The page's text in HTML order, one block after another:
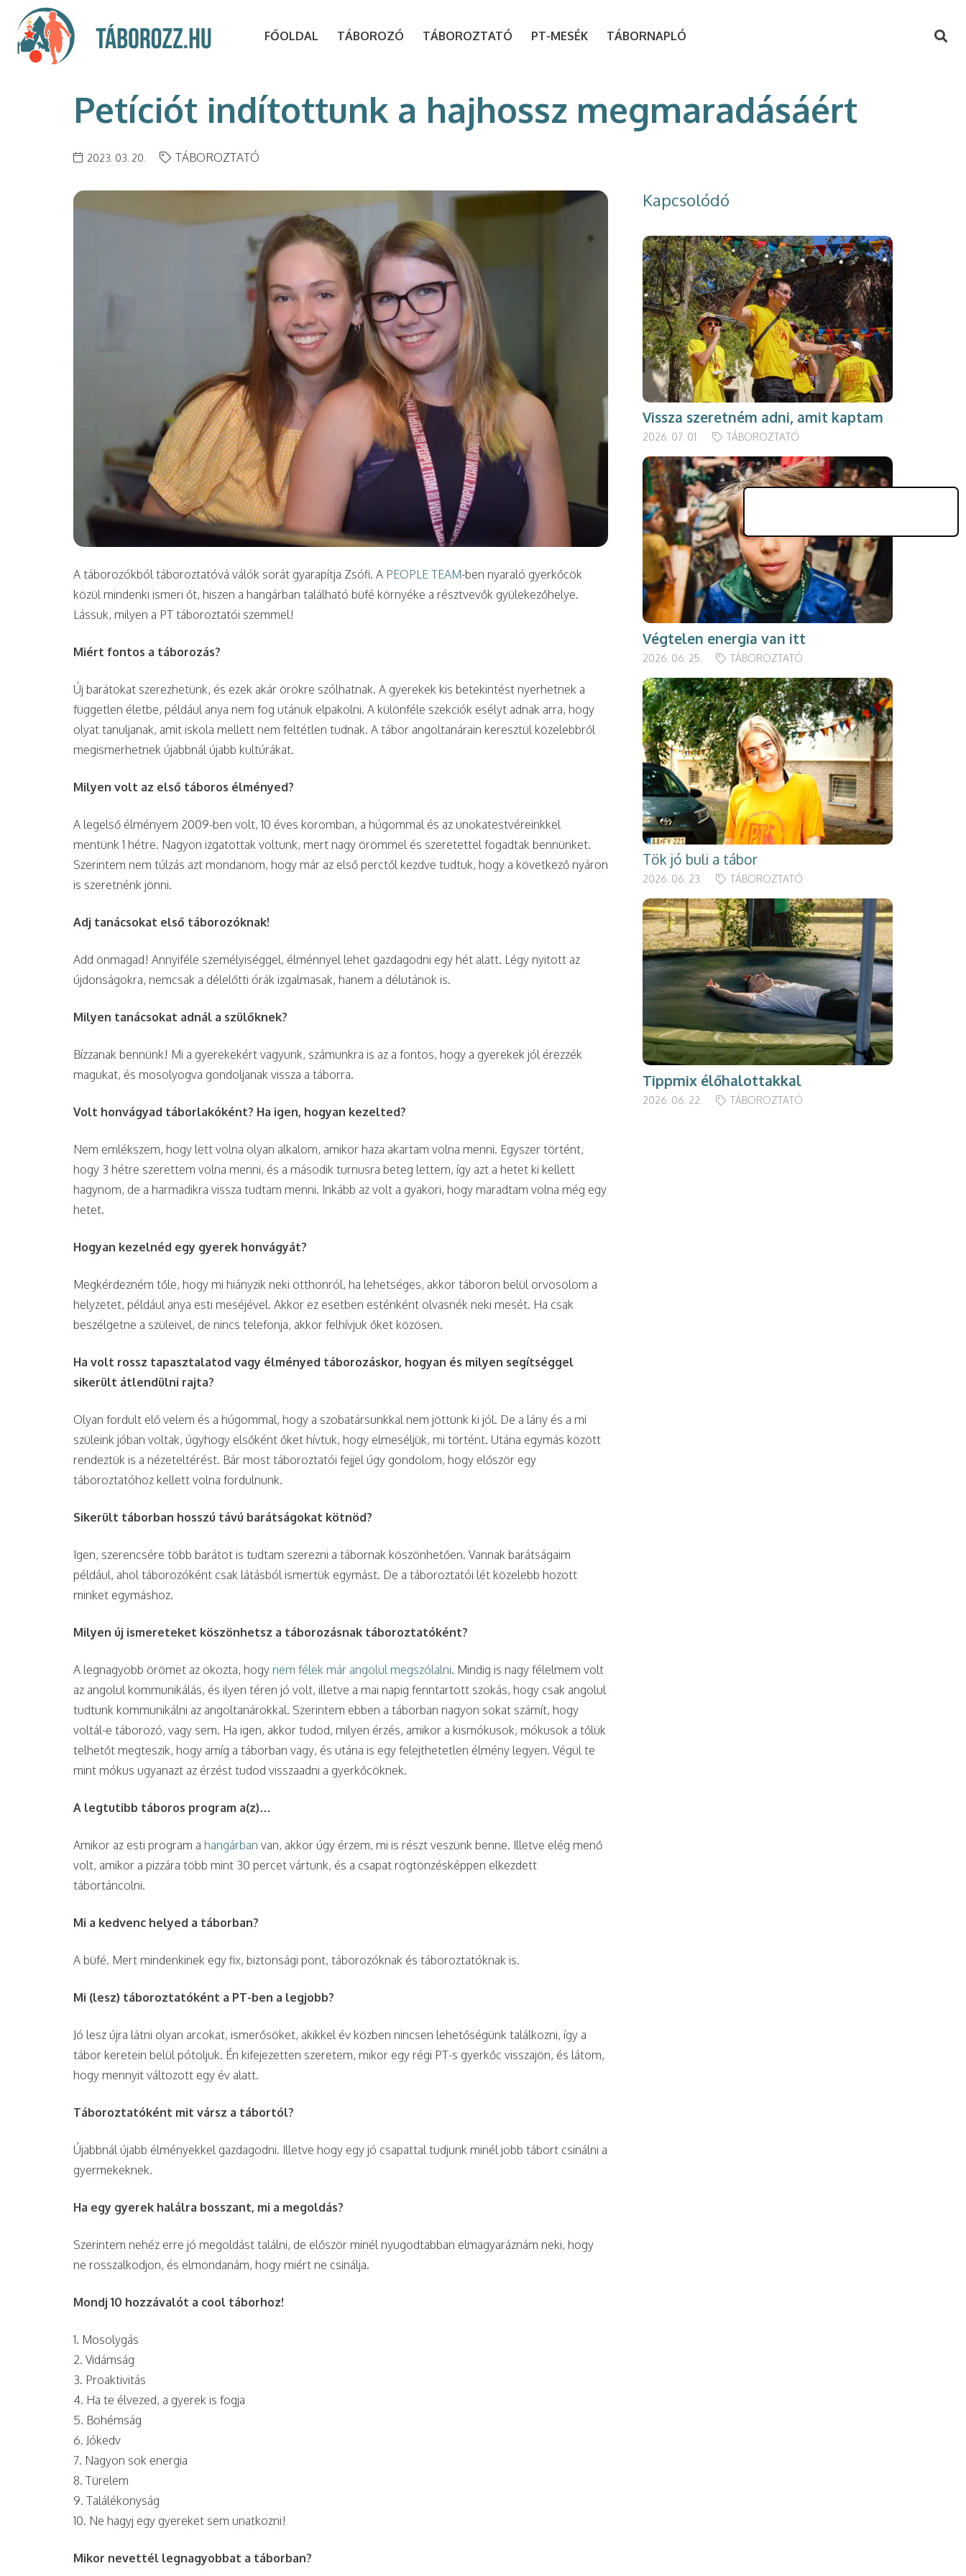
FŐOLDAL TÁBOROZÓ TÁBOROZTATÓ PT-MESÉK TÁBORNAPLÓ
Petíciót indítottunk a hajhossz megmaradásáért
2023. 03. 20. TÁBOROZTATÓ
A táborozókból táboroztatóvá válók sorát gyarapítja Zsófi. A PEOPLE TEAM-ben nyaraló gyerkőcök
közül mindenki ismeri őt, hiszen a hangárban található büfé környéke a résztvevők gyülekezőhelye.
Lássuk, milyen a PT táboroztatói szemmel!
Miért fontos a táborozás?
Új barátokat szerezhetünk, és ezek akár örökre szólhatnak. A gyerekek kis betekintést nyerhetnek a
független életbe, például anya nem fog utánuk elpakolni. A különféle szekciók esélyt adnak arra, hogy
olyat tanuljanak, amit iskola mellett nem feltétlen tudnak. A tábor angoltanárain keresztül közelebbről
megismerhetnek újabbnál újabb kultúrákat.
Milyen volt az első táboros élményed?
A legelső élményem 2009-ben volt, 10 éves koromban, a húgommal és az unokatestvéreinkkel
mentünk 1 hétre. Nagyon izgatottak voltunk, mert nagy örömmel és szeretettel fogadtak bennünket.
Szerintem nem túlzás azt mondanom, hogy már az első perctől kezdve tudtuk, hogy a következő nyáron
is szeretnénk jönni.
Adj tanácsokat első táborozóknak!
Add önmagad! Annyiféle személyiséggel, élménnyel lehet gazdagodni egy hét alatt. Légy nyitott az
újdonságokra, nemcsak a délelőtti órák izgalmasak, hanem a délutánok is.
Milyen tanácsokat adnál a szülőknek?
Bízzanak bennünk! Mi a gyerekekért vagyunk, számunkra is az a fontos, hogy a gyerekek jól érezzék
magukat, és mosolyogva gondoljanak vissza a táborra.
Volt honvágyad táborlakóként? Ha igen, hogyan kezelted?
Nem emlékszem, hogy lett volna olyan alkalom, amikor haza akartam volna menni. Egyszer történt,
hogy 3 hétre szerettem volna menni, és a második turnusra beteg lettem, így azt a hetet ki kellett
hagynom, de a harmadikra vissza tudtam menni. Inkább az volt a gyakori, hogy maradtam volna még egy
hetet.
Hogyan kezelnéd egy gyerek honvágyát?
Megkérdezném tőle, hogy mi hiányzik neki otthonról, ha lehetséges, akkor táboron belül orvosolom a
helyzetet, például anya esti meséjével. Akkor ez esetben esténként olvasnék neki mesét. Ha csak
beszélgetne a szüleivel, de nincs telefonja, akkor felhívjuk őket közösen.
Ha volt rossz tapasztalatod vagy élményed táborozáskor, hogyan és milyen segítséggel
sikerült átlendülni rajta?
Olyan fordult elő velem és a húgommal, hogy a szobatársunkkal nem jöttünk ki jól. De a lány és a mi
szüleink jóban voltak, úgyhogy elsőként őket hívtuk, hogy elmeséljük, mi történt. Utána egymás között
rendeztük is a nézeteltérést. Bár most táboroztatói fejjel úgy gondolom, hogy először egy
táboroztatóhoz kellett volna fordulnunk.
Sikerült táborban hosszú távú barátságokat kötnöd?
Igen, szerencsére több barátot is tudtam szerezni a tábornak köszönhetően. Vannak barátságaim
például, ahol táborozóként csak látásból ismertük egymást. De a táboroztatói lét közelebb hozott
minket egymáshoz.
Milyen új ismereteket köszönhetsz a táborozásnak táboroztatóként?
A legnagyobb örömet az okozta, hogy nem félek már angolul megszólalni. Mindig is nagy félelmem volt
az angolul kommunikálás, és ilyen téren jó volt, illetve a mai napig fenntartott szokás, hogy csak angolul
tudtunk kommunikálni az angoltanárokkal. Szerintem ebben a táborban nagyon sokat számít, hogy
voltál-e táborozó, vagy sem. Ha igen, akkor tudod, milyen érzés, amikor a kismókusok, mókusok a tőlük
telhetőt megteszik, hogy amíg a táborban vagy, és utána is egy felejthetetlen élmény legyen. Végül te
mint mókus ugyanazt az érzést tudod visszaadni a gyerkőcöknek.
A legtutibb táboros program a(z)…
Amikor az esti program a hangárban van, akkor úgy érzem, mi is részt veszünk benne. Illetve elég menő
volt, amikor a pizzára több mint 30 percet vártunk, és a csapat rögtönzésképpen elkezdett
tábortáncolni.
Mi a kedvenc helyed a táborban?
A büfé. Mert mindenkinek egy fix, biztonsági pont, táborozóknak és táboroztatóknak is.
Mi (lesz) táboroztatóként a PT-ben a legjobb?
Jó lesz újra látni olyan arcokat, ismerősöket, akikkel év közben nincsen lehetőségünk találkozni, így a
tábor keretein belül pótoljuk. Én kifejezetten szeretem, mikor egy régi PT-s gyerkőc visszajön, és látom,
hogy mennyit változott egy év alatt.
Táboroztatóként mit vársz a tábortól?
Újabbnál újabb élményekkel gazdagodni. Illetve hogy egy jó csapattal tudjunk minél jobb tábort csinálni a
gyermekeknek.
Ha egy gyerek halálra bosszant, mi a megoldás?
Szerintem nehéz erre jó megoldást találni, de először minél nyugodtabban elmagyaráznám neki, hogy
ne rosszalkodjon, és elmondanám, hogy miért ne csinálja.
Mondj 10 hozzávalót a cool táborhoz!
1. Mosolygás
2. Vidámság
3. Proaktivitás
4. Ha te élvezed, a gyerek is fogja
5. Bohémság
6. Jókedv
7. Nagyon sok energia
8. Türelem
9. Találékonyság
10. Ne hagyj egy gyereket sem unatkozni!
Mikor nevettél legnagyobbat a táborban?
Kapcsolódó
Vissza szeretném adni, amit kaptam
2026. 07. 01. TÁBOROZTATÓ
Végtelen energia van itt
2026. 06. 25. TÁBOROZTATÓ
Tök jó buli a tábor
2026. 06. 23. TÁBOROZTATÓ
Tippmix élőhalottakkal
2026. 06. 22. TÁBOROZTATÓ